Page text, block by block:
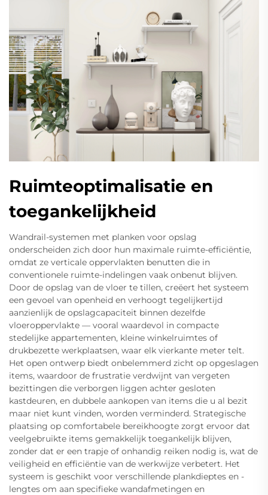
Ruimteoptimalisatie en
toegankelijkheid
Wandrail-systemen met planken voor opslag
onderscheiden zich door hun maximale ruimte-efficiëntie,
omdat ze verticale oppervlakten benutten die in
conventionele ruimte-indelingen vaak onbenut blijven.
Door de opslag van de vloer te tillen, creëert het systeem
een gevoel van openheid en verhoogt tegelijkertijd
aanzienlijk de opslagcapaciteit binnen dezelfde
vloeroppervlakte — vooral waardevol in compacte
stedelijke appartementen, kleine winkelruimtes of
drukbezette werkplaatsen, waar elk vierkante meter telt.
Het open ontwerp biedt onbelemmerd zicht op opgeslagen
items, waardoor de frustratie verdwijnt van vergeten
bezittingen die verborgen liggen achter gesloten
kastdeuren, en dubbele aankopen van items die u al bezit
maar niet kunt vinden, worden verminderd. Strategische
plaatsing op comfortabele bereikhoogte zorgt ervoor dat
veelgebruikte items gemakkelijk toegankelijk blijven,
zonder dat er een trapje of onhandig reiken nodig is, wat de
veiligheid en efficiëntie van de werkwijze verbetert. Het
systeem is geschikt voor verschillende plankdieptes en -
lengtes om aan specifieke wandafmetingen en